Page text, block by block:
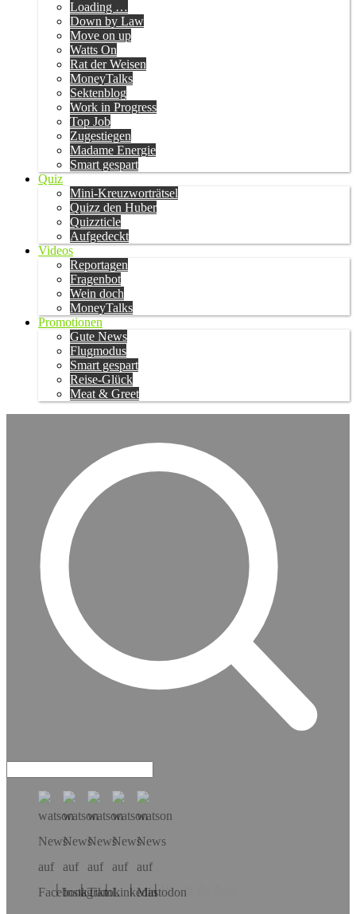
Loading …
Down by Law
Move on up
Watts On
Rat der Weisen
MoneyTalks
Sektenblog
Work in Progress
Top Job
Zugestiegen
Madame Energie
Smart gespart
Quiz
Mini-Kreuzworträtsel
Quizz den Huber
Quizzticle
Aufgedeckt
Videos
Reportagen
Fragenbot
Wein doch
MoneyTalks
Promotionen
Gute News
Flugmodus
Smart gespart
Reise-Glück
Meat & Greet
Hol dir die App!